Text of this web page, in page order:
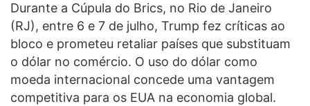
Durante a Cúpula do Brics, no Rio de Janeiro
(RJ), entre 6 e 7 de julho, Trump fez críticas ao
bloco e prometeu retaliar países que substituam
o dólar no comércio. O uso do dólar como
moeda internacional concede uma vantagem
competitiva para os EUA na economia global.